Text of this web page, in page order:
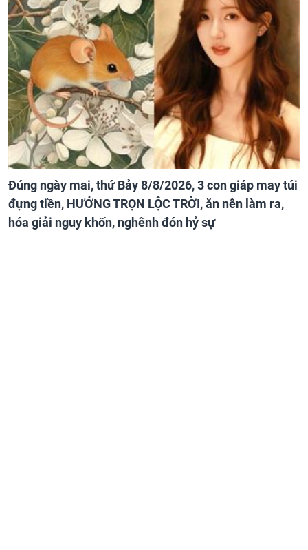
Đúng ngày mai, thứ Bảy 8/8/2026, 3 con giáp may túi
đựng tiền, HƯỞNG TRỌN LỘC TRỜI, ăn nên làm ra,
hóa giải nguy khốn, nghênh đón hỷ sự